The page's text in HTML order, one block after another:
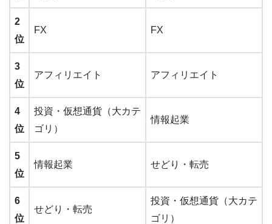
2
位
FX FX
3
位
アフィリエイト アフィリエイト
4
位
投資・仮想通貨（大カテ
ゴリ）
情報起業
5
位
情報起業 せどり・転売
6
位
せどり・転売
投資・仮想通貨（大カテ
ゴリ）